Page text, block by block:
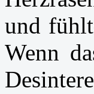
und
Wenn